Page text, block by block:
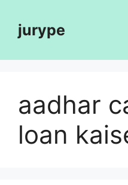
contentjurype
aadhar
loan